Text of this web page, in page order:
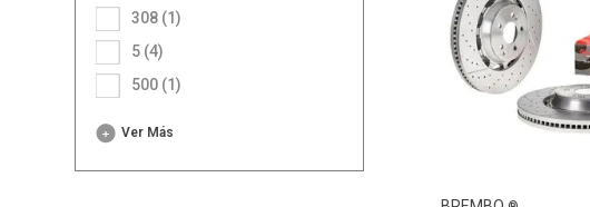
308 (1)
5 (4)
500 (1)
Ver Más